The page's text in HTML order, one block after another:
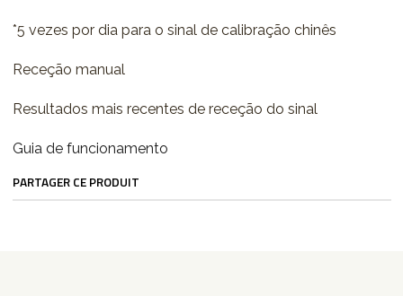
*5 vezes por dia para o sinal de calibração chinês
Receção manual
Resultados mais recentes de receção do sinal
Guia de funcionamento
PARTAGER CE PRODUIT